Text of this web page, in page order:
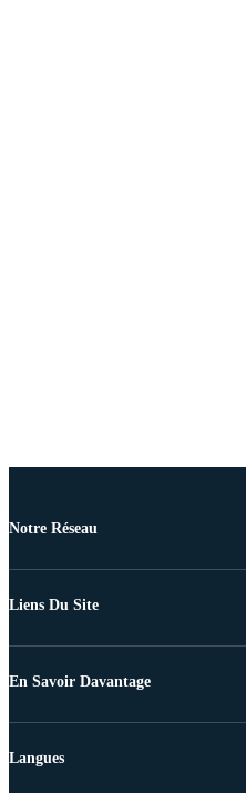
Notre Réseau
Liens Du Site
En Savoir Davantage
Langues